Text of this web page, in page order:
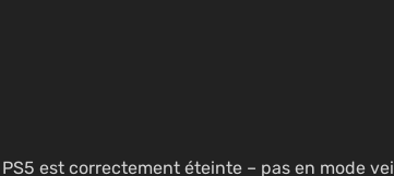
est correctement éteinte – pas en mode